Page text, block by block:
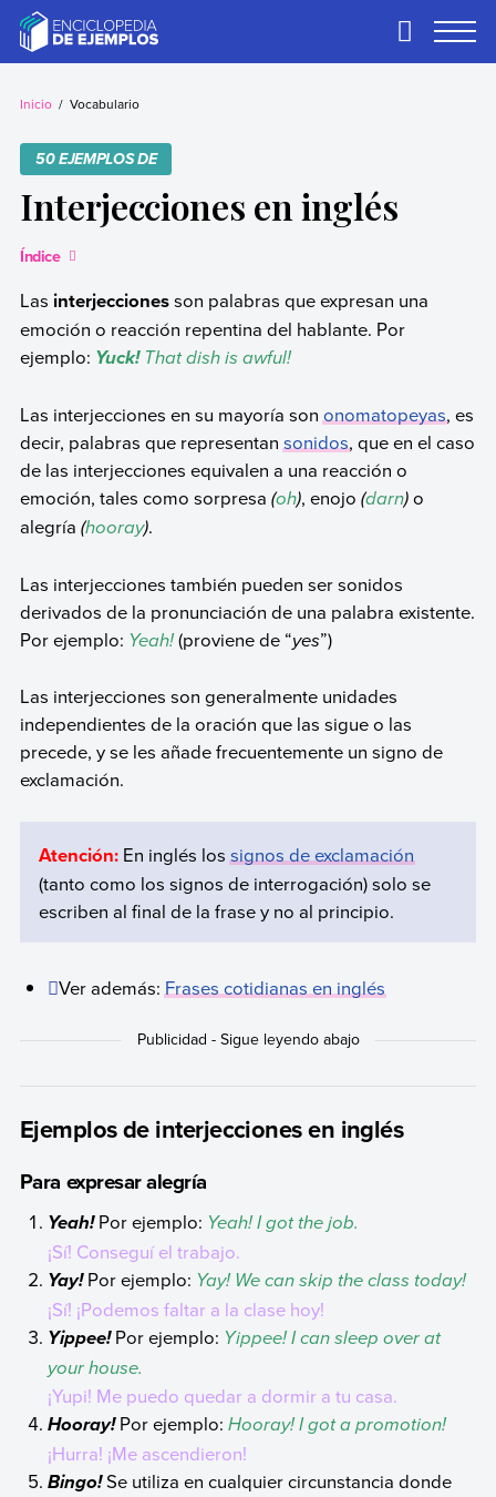
contentEjemplos
Necesitas ejemplos.
Primary
Inicio Vocabulario
50 EJEMPLOS DE
Interjecciones en inglés
Índice
Las interjeccionesson palabras que expresan una
emoción o reacción repentina del hablante. Por
ejemplo: Yuck!That dish is awful!
Las interjecciones en su mayoría sononomatopeyas, es
decir, palabras que representansonidos, que en el caso
de las interjecciones equivalen a una reacción o
emoción, tales como sorpresa (oh), enojo (darn)o
alegría (hooray).
Las interjecciones también pueden ser sonidos
derivados de la pronunciación de una palabra existente.
Por ejemplo: Yeah!(proviene de “yes”)
Las interjecciones son generalmente unidades
independientes de la oración que las sigue o las
precede, y se les añade frecuentemente un signo de
exclamación.
Atención:En inglés lossignos de exclamación
(tanto como los signos de interrogación) solo se
escriben al final de la frase y no al principio.
Ver además:Frases cotidianas en inglés
Ejemplos de interjecciones en inglés
Para expresar alegría
Yeah!Por ejemplo: Yeah! I got the job.
¡Sí! Conseguí el trabajo.
Yay!Por ejemplo: Yay! We can skip the class today!
¡Sí! ¡Podemos faltar a la clase hoy!
Yippee!Por ejemplo: Yippee! I can sleep over at
your house.
¡Yupi! Me puedo quedar a dormir a tu casa.
Hooray! Por ejemplo:Hooray! I got a promotion!
¡Hurra! ¡Me ascendieron!
Bingo!Se utiliza en cualquier circunstancia donde